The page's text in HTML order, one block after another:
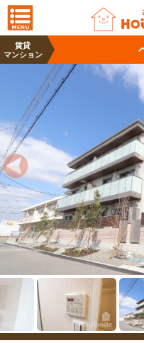
賃貸
マンション